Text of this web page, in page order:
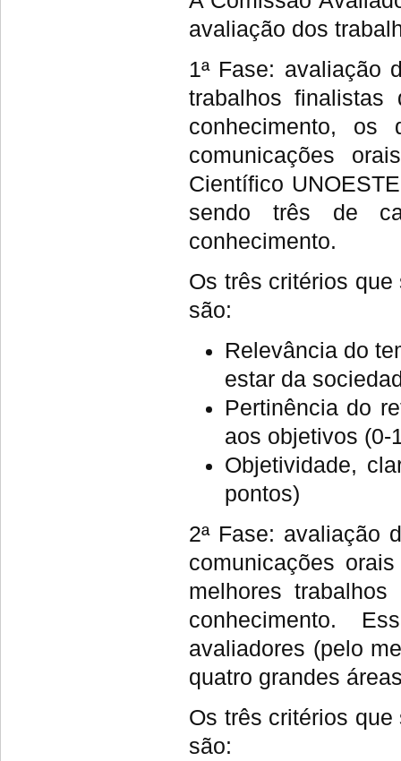
avaliação dos
1ª Fase: avaliação
trabalhos
conhecimento, os
comunicações
Científico
sendo três de
conhecimento.
Os três critérios
são:
Relevância do
estar da
Pertinência do
aos objetivos (0-
Objetividade,
pontos)
2ª Fase: avaliação
comunicações
melhores
conhecimento.
avaliadores (pelo
quatro grandes
Os três critérios
são: